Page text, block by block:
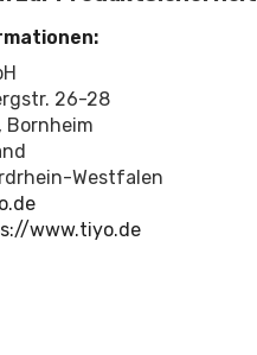
26-28
Bornheim
Westfalen
www.tiyo.de